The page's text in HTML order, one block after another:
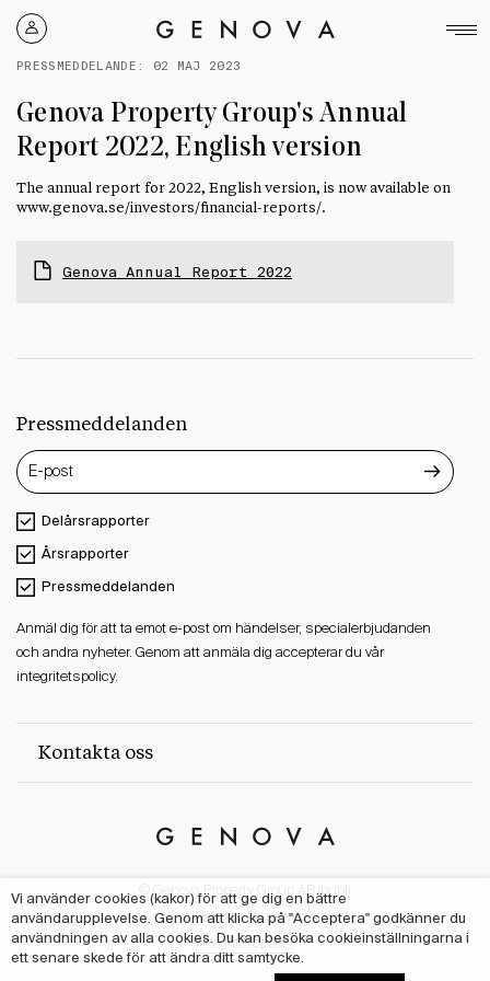
Genova
Property
PRESSMEDDELANDE: 02 MAJ 2023
Genova Property Group's Annual
Report 2022, English version
The annual report for 2022, English version, is now available on
www.genova.se/investors/financial-reports/.
Genova Annual Report 2022
Pressmeddelanden
Delårsrapporter
Årsrapporter
Pressmeddelanden
Anmäl dig för att ta emot e-post om händelser, specialerbjudanden
och andra nyheter. Genom att anmäla dig accepterar du vår
integritetspolicy.
Kontakta oss
Genova
Group
All Rights Reserved
Integritetspolicy
Vi använder cookies (kakor) för att ge dig en bättre
användarupplevelse. Genom att klicka på "Acceptera" godkänner du
användningen av alla cookies. Du kan besöka cookieinställningarna i
ett senare skede för att ändra ditt samtycke.